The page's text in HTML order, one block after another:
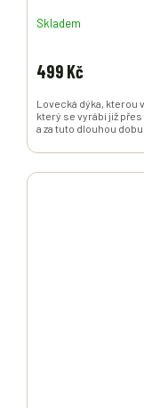
Skladem
499 Kč
Lovecká dýka, kterou
který se vyrábí již
a za tuto dlouhou dobu